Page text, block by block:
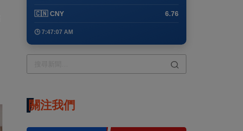
🇨🇳 CNY 6.76
🕒 7:47:07 AM
關注我們